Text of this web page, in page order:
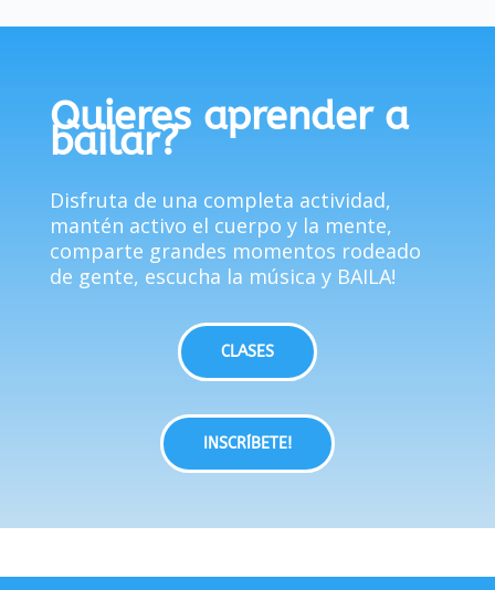
Quieres aprender a
bailar?
Disfruta de una completa actividad,
mantén activo el cuerpo y la mente,
comparte grandes momentos rodeado
de gente, escucha la música y BAILA!
CLASES
INSCRÍBETE!